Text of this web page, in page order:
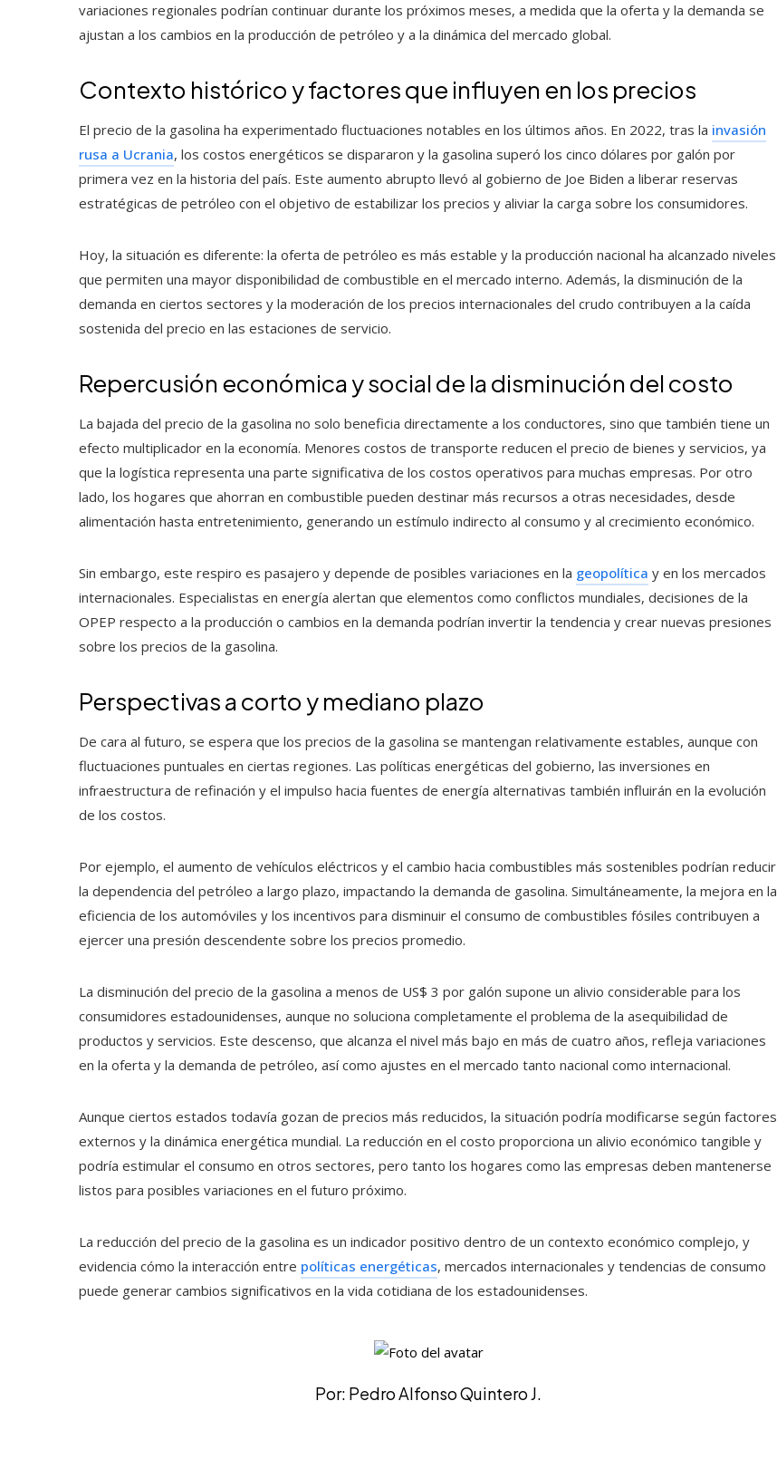
variaciones regionales podrían continuar durante los próximos meses, a medida que la oferta y la demanda se
ajustan a los cambios en la producción de petróleo y a la dinámica del mercado global.
Contexto histórico y factores que influyen en los precios
El precio de la gasolina ha experimentado fluctuaciones notables en los últimos años. En 2022, tras la invasión
rusa a Ucrania, los costos energéticos se dispararon y la gasolina superó los cinco dólares por galón por
primera vez en la historia del país. Este aumento abrupto llevó al gobierno de Joe Biden a liberar reservas
estratégicas de petróleo con el objetivo de estabilizar los precios y aliviar la carga sobre los consumidores.
Hoy, la situación es diferente: la oferta de petróleo es más estable y la producción nacional ha alcanzado niveles
que permiten una mayor disponibilidad de combustible en el mercado interno. Además, la disminución de la
demanda en ciertos sectores y la moderación de los precios internacionales del crudo contribuyen a la caída
sostenida del precio en las estaciones de servicio.
Repercusión económica y social de la disminución del costo
La bajada del precio de la gasolina no solo beneficia directamente a los conductores, sino que también tiene un
efecto multiplicador en la economía. Menores costos de transporte reducen el precio de bienes y servicios, ya
que la logística representa una parte significativa de los costos operativos para muchas empresas. Por otro
lado, los hogares que ahorran en combustible pueden destinar más recursos a otras necesidades, desde
alimentación hasta entretenimiento, generando un estímulo indirecto al consumo y al crecimiento económico.
Sin embargo, este respiro es pasajero y depende de posibles variaciones en la geopolítica y en los mercados
internacionales. Especialistas en energía alertan que elementos como conflictos mundiales, decisiones de la
OPEP respecto a la producción o cambios en la demanda podrían invertir la tendencia y crear nuevas presiones
sobre los precios de la gasolina.
Perspectivas a corto y mediano plazo
De cara al futuro, se espera que los precios de la gasolina se mantengan relativamente estables, aunque con
fluctuaciones puntuales en ciertas regiones. Las políticas energéticas del gobierno, las inversiones en
infraestructura de refinación y el impulso hacia fuentes de energía alternativas también influirán en la evolución
de los costos.
Por ejemplo, el aumento de vehículos eléctricos y el cambio hacia combustibles más sostenibles podrían reducir
la dependencia del petróleo a largo plazo, impactando la demanda de gasolina. Simultáneamente, la mejora en la
eficiencia de los automóviles y los incentivos para disminuir el consumo de combustibles fósiles contribuyen a
ejercer una presión descendente sobre los precios promedio.
La disminución del precio de la gasolina a menos de US$ 3 por galón supone un alivio considerable para los
consumidores estadounidenses, aunque no soluciona completamente el problema de la asequibilidad de
productos y servicios. Este descenso, que alcanza el nivel más bajo en más de cuatro años, refleja variaciones
en la oferta y la demanda de petróleo, así como ajustes en el mercado tanto nacional como internacional.
Aunque ciertos estados todavía gozan de precios más reducidos, la situación podría modificarse según factores
externos y la dinámica energética mundial. La reducción en el costo proporciona un alivio económico tangible y
podría estimular el consumo en otros sectores, pero tanto los hogares como las empresas deben mantenerse
listos para posibles variaciones en el futuro próximo.
La reducción del precio de la gasolina es un indicador positivo dentro de un contexto económico complejo, y
evidencia cómo la interacción entre políticas energéticas, mercados internacionales y tendencias de consumo
puede generar cambios significativos en la vida cotidiana de los estadounidenses.
Por: Pedro Alfonso Quintero J.